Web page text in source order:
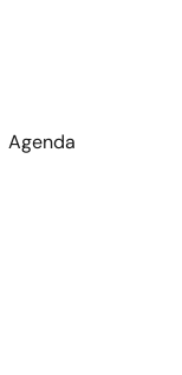
Agenda